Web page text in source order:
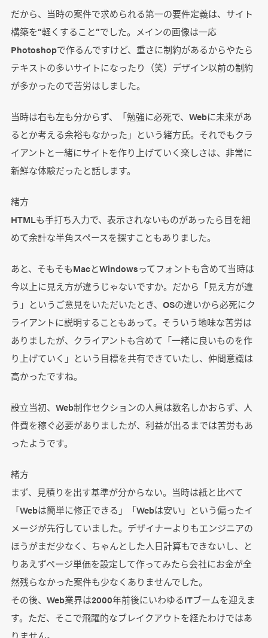
だから、当時の案件で求められる第一の要件定義は、サイト
構築を“軽くすること”でした。メインの画像は一応
Photoshopで作るんですけど、重さに制約があるからやたら
テキストの多いサイトになったり（笑）デザイン以前の制約
が多かったので苦労はしました。
当時は右も左も分からず、「勉強に必死で、Webに未来があ
るとか考える余裕もなかった」という緒方氏。それでもクラ
イアントと一緒にサイトを作り上げていく楽しさは、非常に
新鮮な体験だったと話します。
緒方
HTMLも手打ち入力で、表示されないものがあったら目を細
めて余計な半角スペースを探すこともありました。
あと、そもそもMacとWindowsってフォントも含めて当時は
今以上に見え方が違うじゃないですか。だから「見え方が違
う」というご意見をいただいたとき、OSの違いから必死にク
ライアントに説明することもあって。そういう地味な苦労は
ありましたが、クライアントも含めて「一緒に良いものを作
り上げていく」という目標を共有できていたし、仲間意識は
高かったですね。
設立当初、Web制作セクションの人員は数名しかおらず、人
件費を稼ぐ必要がありましたが、利益が出るまでは苦労もあ
ったようです。
緒方
まず、見積りを出す基準が分からない。当時は紙と比べて
「Webは簡単に修正できる」「Webは安い」という偏ったイ
メージが先行していました。デザイナーよりもエンジニアの
ほうがまだ少なく、ちゃんとした人日計算もできないし、と
りあえずページ単価を設定して作ってみたら会社にお金が全
然残らなかった案件も少なくありませんでした。
その後、Web業界は2000年前後にいわゆるITブームを迎えま
す。ただ、そこで飛躍的なブレイクアウトを経たわけではあ
りません。